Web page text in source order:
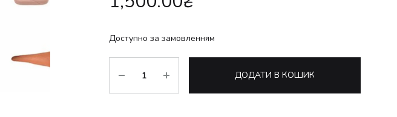
Доступно за замовленням
ДОДАТИ В КОШИК